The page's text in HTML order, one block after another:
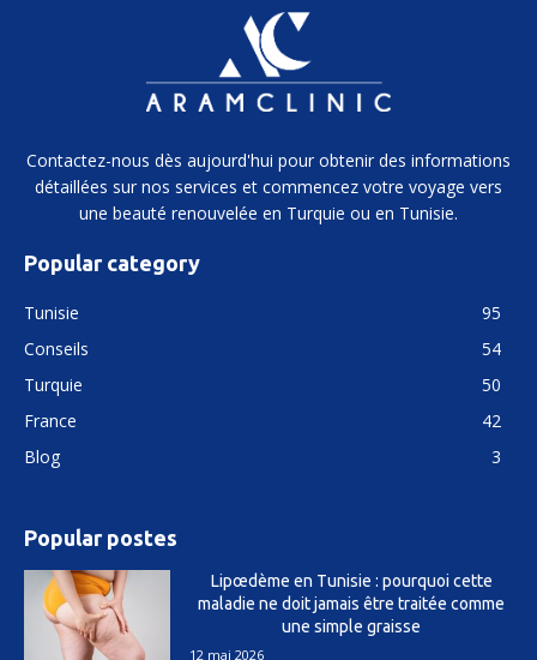
Contactez-nous dès aujourd'hui pour obtenir des informations
détaillées sur nos services et commencez votre voyage vers
une beauté renouvelée en Turquie ou en Tunisie.
Popular category
Tunisie
95
Conseils
54
Turquie
50
France
42
Blog
3
Popular postes
Lipœdème en Tunisie : pourquoi cette
maladie ne doit jamais être traitée comme
une simple graisse
12 mai 2026